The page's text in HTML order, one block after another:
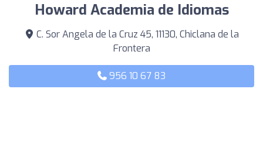
Howard Academia de Idiomas
C. Sor Angela de la Cruz 45, 11130, Chiclana de la
Frontera
956 10 67 83